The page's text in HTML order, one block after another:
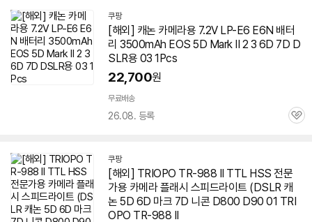
쿠팡
[해외] 캐논 카메라용 7.2V LP-E6 E6N 배터
리 3500mAh EOS 5D MarkII 2 3 6D 7D D
SLR용 03 1Pcs
22,700원
무료배송
26.08. 등록
관
쿠팡
[해외] TRIOPO TR-988 II TTL HSS 전문
가용 카메라 플래시 스피드라이트 (DSLR 캐
논 5D 6D 마크 7D 니콘 D800 D90 01 TRI
OPO TR-988 II